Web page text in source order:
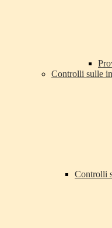
Controlli sulle
Controlli